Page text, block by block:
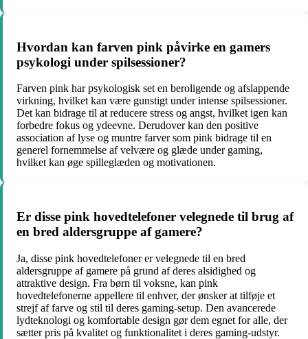
Hvordan kan farven pink påvirke en gamers
psykologi under spilsessioner?
Farven pink har psykologisk set en beroligende og afslappende
virkning, hvilket kan være gunstigt under intense spilsessioner.
Det kan bidrage til at reducere stress og angst, hvilket igen kan
forbedre fokus og ydeevne. Derudover kan den positive
association af lyse og muntre farver som pink bidrage til en
generel fornemmelse af velvære og glæde under gaming,
hvilket kan øge spilleglæden og motivationen.
Er disse pink hovedtelefoner velegnede til brug af
en bred aldersgruppe af gamere?
Ja, disse pink hovedtelefoner er velegnede til en bred
aldersgruppe af gamere på grund af deres alsidighed og
attraktive design. Fra børn til voksne, kan pink
hovedtelefonerne appellere til enhver, der ønsker at tilføje et
strejf af farve og stil til deres gaming-setup. Den avancerede
lydteknologi og komfortable design gør dem egnet for alle, der
sætter pris på kvalitet og funktionalitet i deres gaming-udstyr.